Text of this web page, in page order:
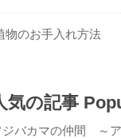
物のお手入れ方法
気の記事
ジバカマの仲間 ～